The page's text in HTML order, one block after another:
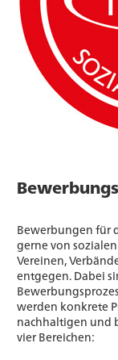
Bewerbungen für
gerne von
Vereinen,
entgegen. Dabei
werden konkrete
nachhaltigen und
vier Bereichen: